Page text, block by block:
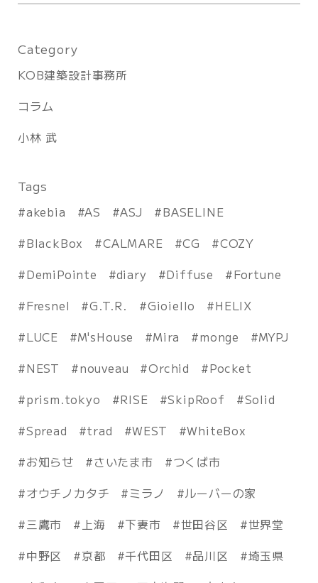
Category
KOB建築設計事務所
コラム
小林 武
Tags
akebia AS ASJ
BASELINE
BlackBox
CALMARE CG
COZY
DemiPointe
diary Diffuse
Fortune
Fresnel
G.T.R. Gioiello
HELIX
LUCE
M'sHouse Mira monge
MYPJ
NEST
nouveau Orchid
Pocket
prism.tokyo
RISE SkipRoof
Solid
Spread
trad WEST
WhiteBox
お知らせ
さいたま市
つくば市
オウチノカタチ
ミラノ
ルーバーの家
三鷹市
上海 下妻市 世田谷区
世界堂
中野区
京都 千代田区 品川区
埼玉県